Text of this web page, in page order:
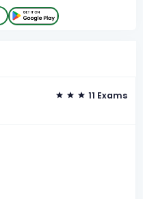
11 Exams